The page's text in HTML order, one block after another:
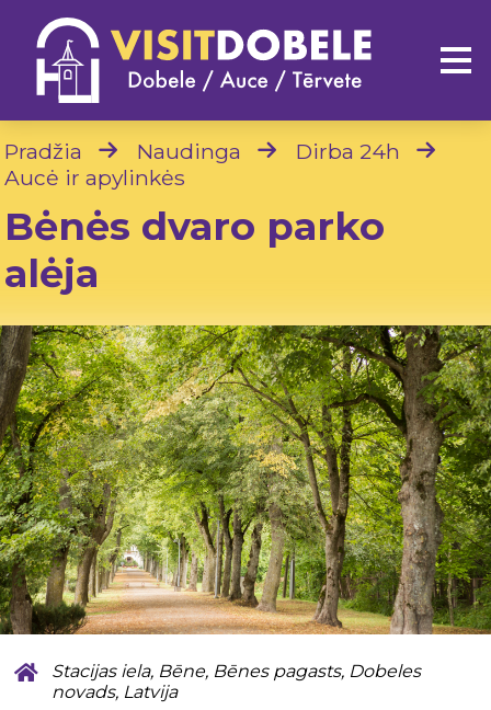
Pradžia Naudinga
Dirba 24h
Aucė ir apylinkės
Bėnės dvaro parko
alėja
Stacijas iela, Bēne, Bēnes pagasts, Dobeles
novads, Latvija